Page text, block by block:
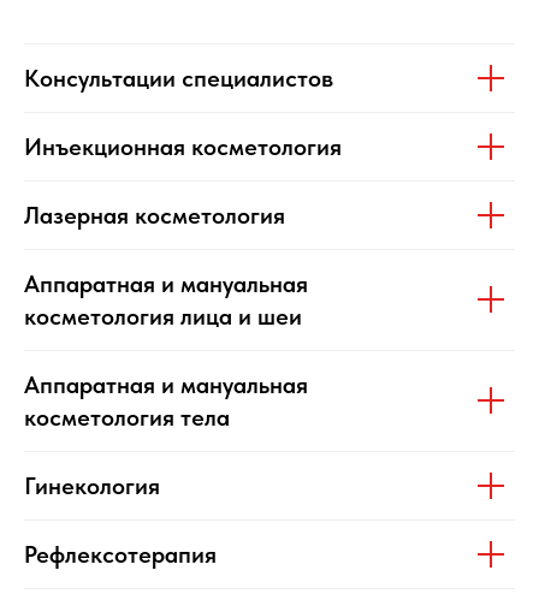
Консультации специалистов
Инъекционная косметология
Лазерная косметология
Аппаратная и мануальная
косметология лица и шеи
Аппаратная и мануальная
косметология тела
Гинекология
Рефлексотерапия